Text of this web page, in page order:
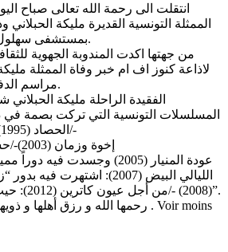
الممثلة التونسية القديرة مليكة
بمستشفى سهلول ، بعد معاناة مع المرض.
من جهتها اكدت المندوبة الجهوية
لاذاعة كنوز اف ام خبر وفاة الممثلة
مراسم الدفن ستكون بمقبرة الجلاز.
الفقيدة الراحلة مليكة
المسلسلات التونسية التي تركت بصمة في
-/الحصاد (1995)-/منامة عروسية (2000)
-/إخوة وزمان (2003)-/حسابات وعقابات (2004)
الليالي البيض (2007): اشتهرت
(2008) -/من أجل عيون كاترين (2012): حيث ظهرت في دور “سعاد”.
رحمها الله و رزق أهلها و ذويها جميل الصبر و السلوان . Voir moins